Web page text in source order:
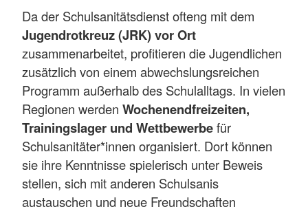
Da der Schulsanitätsdienst ofteng mit dem
Jugendrotkreuz (JRK) vor Ort
zusammenarbeitet, profitieren die Jugendlichen
zusätzlich von einem abwechslungsreichen
Programm außerhalb des Schulalltags. In vielen
Regionen werden Wochenendfreizeiten,
Trainingslager und Wettbewerbefür
Schulsanitäter*innen organisiert. Dort können
sie ihre Kenntnisse spielerisch unter Beweis
stellen, sich mit anderen Schulsanis
austauschen und neue Freundschaften